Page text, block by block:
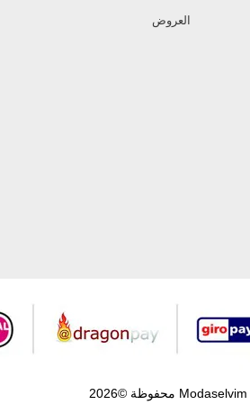
العروض